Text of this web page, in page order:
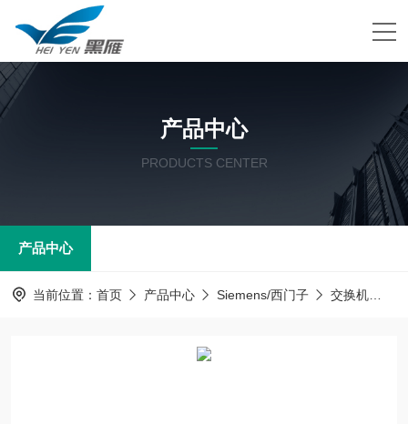
产品中心
PRODUCTS CENTER
产品中心
当前位置： 首页 产品中心 Siemens/西门子 交换机